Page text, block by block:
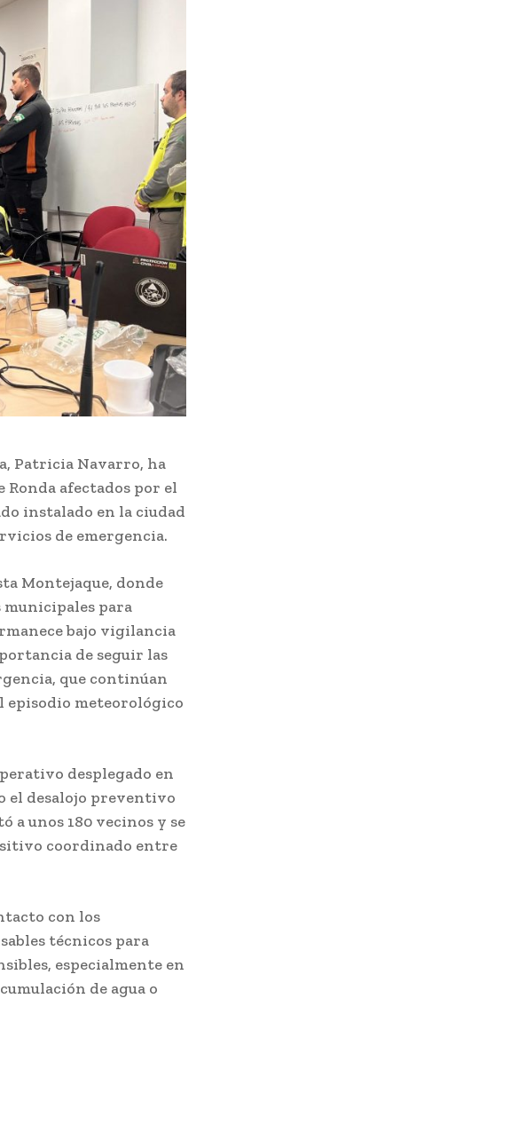
Patricia Navarro, ha
afectados por el
instalado en la ciudad
de emergencia.
Montejaque, donde
para
bajo vigilancia
de seguir las
que continúan
episodio meteorológico
desplegado en
el desalojo preventivo
a unos 180 vecinos y se
coordinado entre
con los
técnicos para
especialmente en
de agua o